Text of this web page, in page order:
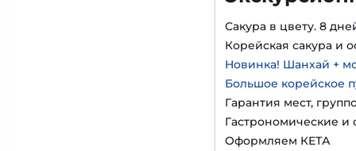
Сакура в цвету. 8
Корейская сакура и
Новинка! Шанхай +
Большое корейское
Гарантия мест,
Гастрономические и
Оформляем КЕТА